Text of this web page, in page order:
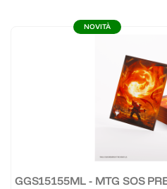
NOVITÀ
GGS15155ML - MTG SOS